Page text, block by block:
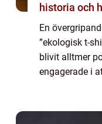
historia och
En
”ekologisk t-
blivit alltmer
engagerade i